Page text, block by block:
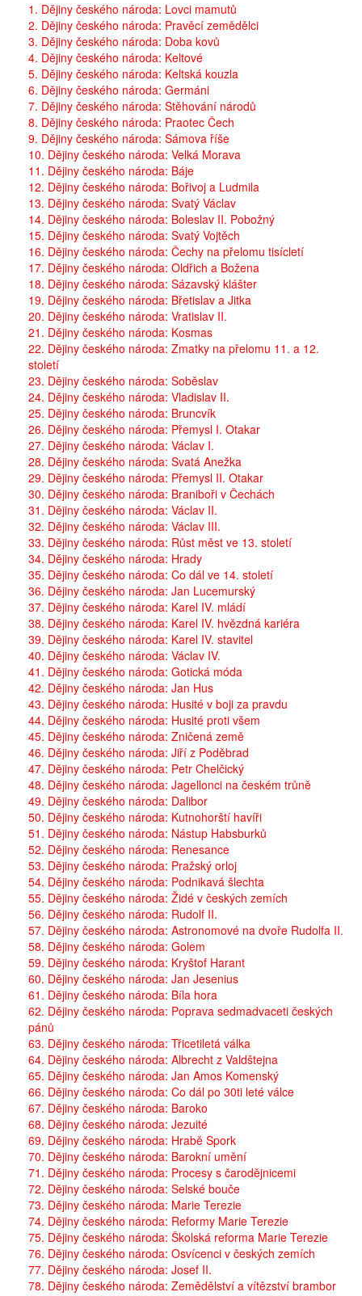
1. Dějiny českého národa: Lovci mamutů
2. Dějiny českého národa: Pravěcí zemědělci
3. Dějiny českého národa: Doba kovů
4. Dějiny českého národa: Keltové
5. Dějiny českého národa: Keltská kouzla
6. Dějiny českého národa: Germáni
7. Dějiny českého národa: Stěhování národů
8. Dějiny českého národa: Praotec Čech
9. Dějiny českého národa: Sámova říše
10. Dějiny českého národa: Velká Morava
11. Dějiny českého národa: Báje
12. Dějiny českého národa: Bořivoj a Ludmila
13. Dějiny českého národa: Svatý Václav
14. Dějiny českého národa: Boleslav II. Pobožný
15. Dějiny českého národa: Svatý Vojtěch
16. Dějiny českého národa: Čechy na přelomu tisícletí
17. Dějiny českého národa: Oldřich a Božena
18. Dějiny českého národa: Sázavský klášter
19. Dějiny českého národa: Břetislav a Jitka
20. Dějiny českého národa: Vratislav II.
21. Dějiny českého národa: Kosmas
22. Dějiny českého národa: Zmatky na přelomu 11. a 12.
století
23. Dějiny českého národa: Soběslav
24. Dějiny českého národa: Vladislav II.
25. Dějiny českého národa: Bruncvík
26. Dějiny českého národa: Přemysl I. Otakar
27. Dějiny českého národa: Václav I.
28. Dějiny českého národa: Svatá Anežka
29. Dějiny českého národa: Přemysl II. Otakar
30. Dějiny českého národa: Braniboři v Čechách
31. Dějiny českého národa: Václav II.
32. Dějiny českého národa: Václav III.
33. Dějiny českého národa: Růst měst ve 13. století
34. Dějiny českého národa: Hrady
35. Dějiny českého národa: Co dál ve 14. století
36. Dějiny českého národa: Jan Lucemurský
37. Dějiny českého národa: Karel IV. mládí
38. Dějiny českého národa: Karel IV. hvězdná kariéra
39. Dějiny českého národa: Karel IV. stavitel
40. Dějiny českého národa: Václav IV.
41. Dějiny českého národa: Gotická móda
42. Dějiny českého národa: Jan Hus
43. Dějiny českého národa: Husité v boji za pravdu
44. Dějiny českého národa: Husité proti všem
45. Dějiny českého národa: Zničená země
46. Dějiny českého národa: Jiří z Poděbrad
47. Dějiny českého národa: Petr Chelčický
48. Dějiny českého národa: Jagellonci na českém trůně
49. Dějiny českého národa: Dalibor
50. Dějiny českého národa: Kutnohorští havíři
51. Dějiny českého národa: Nástup Habsburků
52. Dějiny českého národa: Renesance
53. Dějiny českého národa: Pražský orloj
54. Dějiny českého národa: Podnikavá šlechta
55. Dějiny českého národa: Židé v českých zemích
56. Dějiny českého národa: Rudolf II.
57. Dějiny českého národa: Astronomové na dvoře Rudolfa II.
58. Dějiny českého národa: Golem
59. Dějiny českého národa: Kryštof Harant
60. Dějiny českého národa: Jan Jesenius
61. Dějiny českého národa: Bíla hora
62. Dějiny českého národa: Poprava sedmadvaceti českých
pánů
63. Dějiny českého národa: Třicetiletá válka
64. Dějiny českého národa: Albrecht z Valdštejna
65. Dějiny českého národa: Jan Amos Komenský
66. Dějiny českého národa: Co dál po 30ti leté válce
67. Dějiny českého národa: Baroko
68. Dějiny českého národa: Jezuité
69. Dějiny českého národa: Hrabě Spork
70. Dějiny českého národa: Barokní umění
71. Dějiny českého národa: Procesy s čarodějnicemi
72. Dějiny českého národa: Selské bouče
73. Dějiny českého národa: Marie Terezie
74. Dějiny českého národa: Reformy Marie Terezie
75. Dějiny českého národa: Školská reforma Marie Terezie
76. Dějiny českého národa: Osvícenci v českých zemích
77. Dějiny českého národa: Josef II.
78. Dějiny českého národa: Zemědělství a vítězství brambor